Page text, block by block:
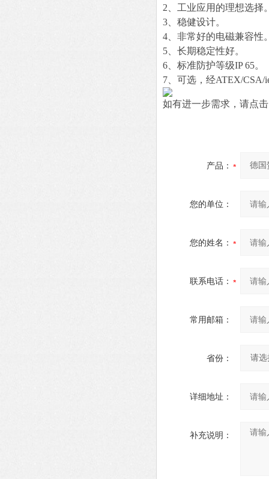
2、工业应用的理想选择
3、稳健设计。
4、非常好的电磁兼容性
5、长期稳定性好。
6、标准防护等级IP 65。
7、可选，经ATEX/CSA/
如有进一步需求，请点
产品：
您的单位：
您的姓名：
联系电话：
常用邮箱：
省份：
详细地址：
补充说明：